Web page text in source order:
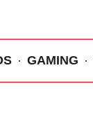
GAMING